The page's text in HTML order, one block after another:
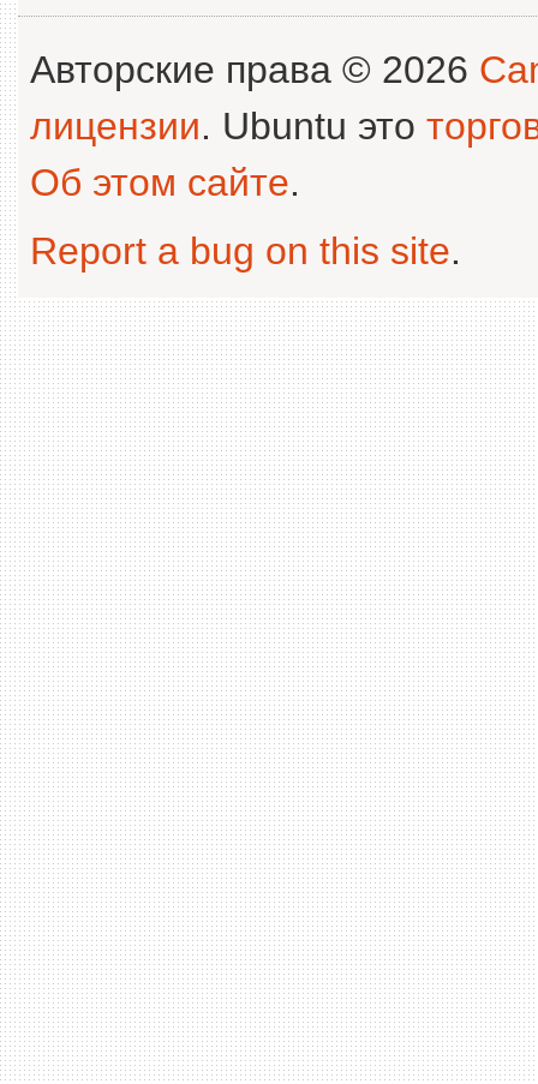
Авторские права © 2026
лицензии. Ubuntu это
Об этом сайте.
Report a bug on this site.